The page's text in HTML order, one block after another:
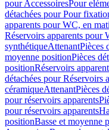
pour AccessoiresPour
détachées pour Pour
apparents pour WC, en
Réservoirs apparents pour
synthétiqueAttenantPièces
moyenne positionPièces
positionRéservoirs
détachées pour Réservoirs
céramiqueAttenantPièces
pour réservoirs apparents
pour réservoirs apparents
positionBasse et moyenne